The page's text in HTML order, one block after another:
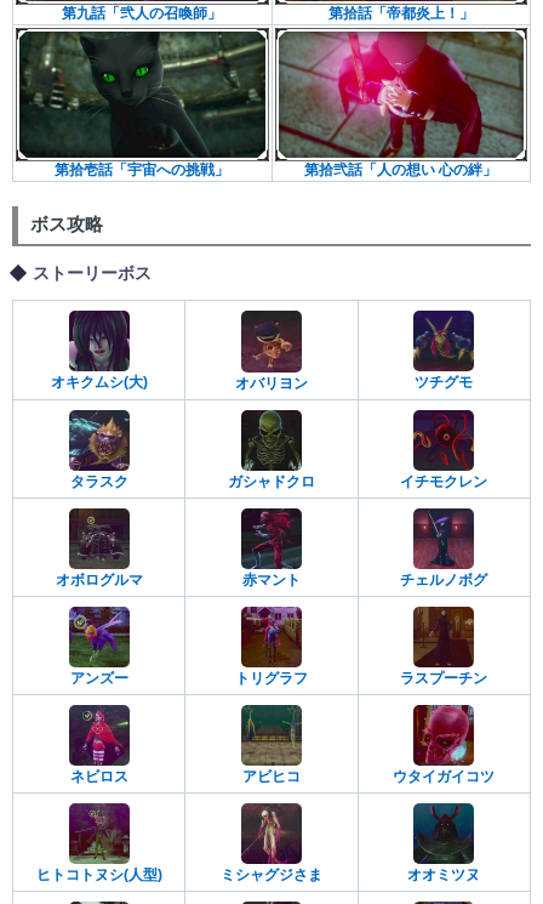
第九話「弐人の召喚師」 第拾話「帝都炎上！」
第拾壱話「宇宙への挑戦」 第拾弐話「人の想い 心の絆」
ボス攻略
ストーリーボス
オキクムシ(大) オバリヨン ツチグモ
タラスク ガシャドクロ イチモクレン
オボログルマ 赤マント チェルノボグ
アンズー トリグラフ ラスプーチン
ネビロス アビヒコ ウタイガイコツ
ヒトコトヌシ(人型) ミシャグジさま オオミツヌ